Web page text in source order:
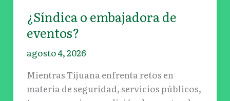
¿Síndica o embajadora de
eventos?
agosto 4, 2026
Mientras Tijuana enfrenta retos en
materia de seguridad, servicios públicos,